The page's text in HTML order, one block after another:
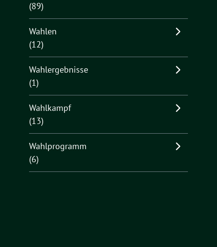
(89)
Wahlen
(12)
Wahlergebnisse
(1)
Wahlkampf
(13)
Wahlprogramm
(6)